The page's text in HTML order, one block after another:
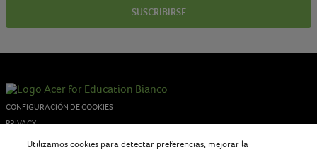
SUSCRIBIRSE
CONFIGURACIÓN DE COOKIES
PRIVACY
COOKIES POLICY
Utilizamos cookies para detectar preferencias, mejorar la